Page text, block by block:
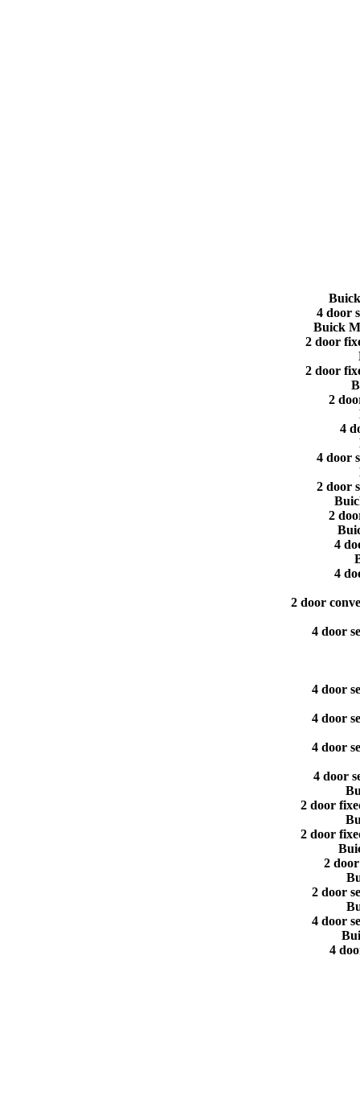
4 door
Buick
2 door
2 door
2
4
4 door
2 door
2
4
4
2 door
4 door
4 door
4 door
4 door
4 door
2 door
2 door
2
2 door
4 door
4